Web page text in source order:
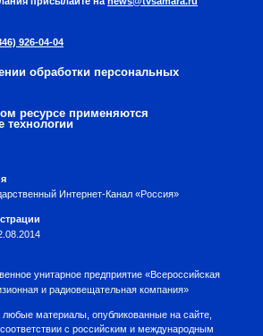
926-04-04
обработки персональных
ресурсе применяются
технологии
Интернет-Канал «Россия»
унитарное предприятие «Всероссийская
и радиовещательная компания»
материалы, опубликованные на сайте,
с российским и международным